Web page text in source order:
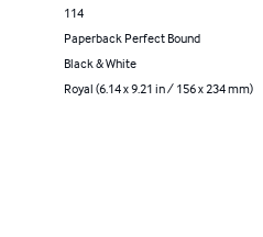
114
Paperback Perfect Bound
Black & White
Royal (6.14 x 9.21 in / 156 x 234 mm)